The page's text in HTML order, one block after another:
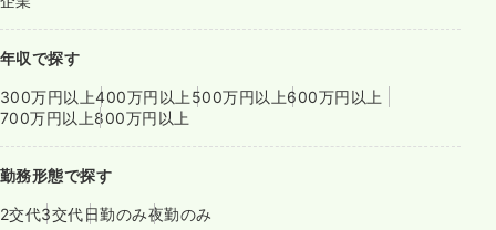
年収で探す
300万円以上400万円以上 500万円以上600万円以上
700万円以上800万円以上
勤務形態で探す
2交代3交代日勤のみ夜勤のみ